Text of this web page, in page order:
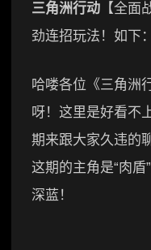
三角洲行动 【全面
劲连招玩法！如下：
哈喽各位《三角洲
呀！这里是好看不
期来跟大家久违的
这期的主角是“肉盾
深蓝！